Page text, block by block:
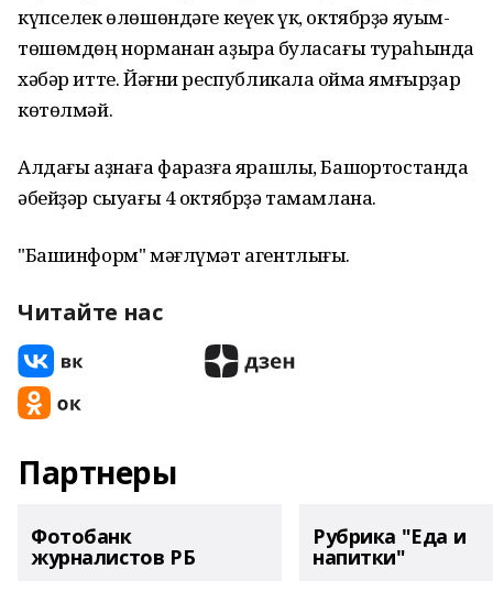
күпселек өлөшөндәге кеүек үк, октябрҙә яуым-
төшөмдөң норманан аҙыраҡ буласағы тураһында
хәбәр итте. Йәғни республикала ҡойма ямғырҙар
көтөлмәй.
Алдағы аҙнаға фаразға ярашлы, Башҡортостанда
әбейҙәр сыуағы 4 октябрҙә тамамлана.
"Башинформ" мәғлүмәт агентлығы.
Читайте нас
Партнеры
Фотобанк
журналистов РБ
Рубрика "Еда и
напитки"